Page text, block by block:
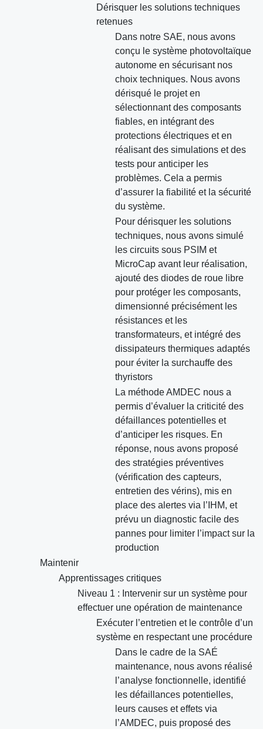
Dérisquer les solutions techniques
retenues
Dans notre SAE, nous avons
conçu le système photovoltaïque
autonome en sécurisant nos
choix techniques. Nous avons
dérisqué le projet en
sélectionnant des composants
fiables, en intégrant des
protections électriques et en
réalisant des simulations et des
tests pour anticiper les
problèmes. Cela a permis
d’assurer la fiabilité et la sécurité
du système.
Pour dérisquer les solutions
techniques, nous avons simulé
les circuits sous PSIM et
MicroCap avant leur réalisation,
ajouté des diodes de roue libre
pour protéger les composants,
dimensionné précisément les
résistances et les
transformateurs, et intégré des
dissipateurs thermiques adaptés
pour éviter la surchauffe des
thyristors
La méthode AMDEC nous a
permis d’évaluer la criticité des
défaillances potentielles et
d’anticiper les risques. En
réponse, nous avons proposé
des stratégies préventives
(vérification des capteurs,
entretien des vérins), mis en
place des alertes via l’IHM, et
prévu un diagnostic facile des
pannes pour limiter l’impact sur la
production
Maintenir
Apprentissages critiques
Niveau 1 : Intervenir sur un système pour
effectuer une opération de maintenance
Exécuter l’entretien et le contrôle d’un
système en respectant une procédure
Dans le cadre de la SAÉ
maintenance, nous avons réalisé
l’analyse fonctionnelle, identifié
les défaillances potentielles,
leurs causes et effets via
l’AMDEC, puis proposé des